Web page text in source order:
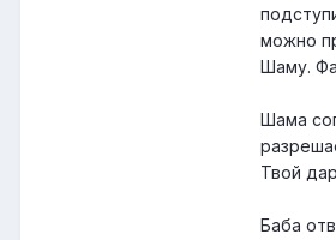
можно
Шаму.
Шама
Твой
Баба